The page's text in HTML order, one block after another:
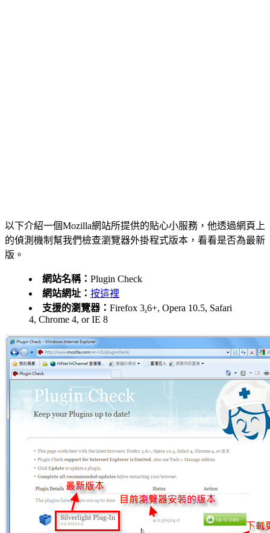
以下介紹一個Mozilla網站所提供的貼心小服務，他透過網頁上
的偵測機制幫我們檢查瀏覽器外掛程式版本，看看是否為最新
版。
網站名稱： Plugin Check
網站網址： 按這裡
支援的瀏覽器： Firefox 3.6+, Opera 10.5, Safari
4, Chrome 4, or IE 8